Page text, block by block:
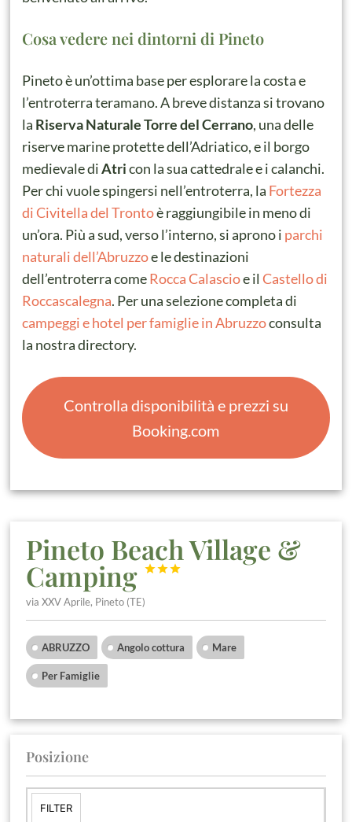
Cosa vedere nei dintorni di Pineto
Pineto è un’ottima base per esplorare la costa e
l’entroterra teramano. A breve distanza si trovano
la Riserva Naturale Torre del Cerrano, una delle
riserve marine protette dell’Adriatico, e il borgo
medievale diAtricon la sua cattedrale e i calanchi.
Per chi vuole spingersi nell’entroterra, la Fortezza
di Civitella del Trontoè raggiungibile in meno di
un’ora. Più a sud, verso l’interno, si aprono i parchi
naturali dell’Abruzzoe le destinazioni
dell’entroterra comeRocca Calascioe ilCastello di
Roccascalegna. Per una selezione completa di
campeggi e hotel per famiglie in Abruzzoconsulta
la nostra directory.
Controlla disponibilità e prezzi su
Booking.com
Pineto Beach Village &
Camping 


via XXV Aprile, Pineto (TE)
ABRUZZO Angolo cottura Mare
Per Famiglie
Posizione